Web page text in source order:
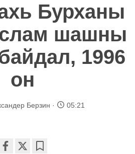
Бурханы
шашны
1996
он
Берзин 05:21